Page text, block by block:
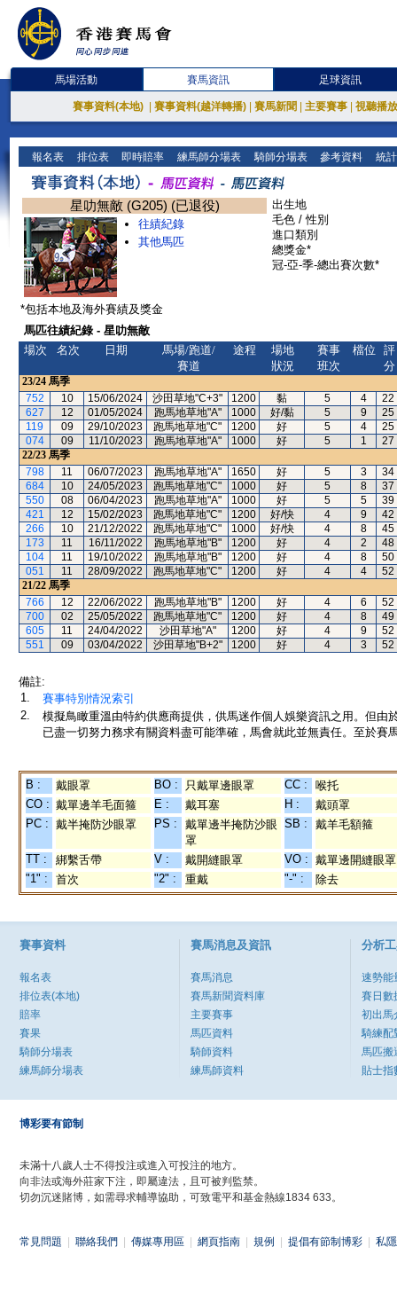
馬場活動 賽馬資訊 足球資訊
賽事資料(本地) 賽事資料(越洋轉播) 賽馬新聞 主要賽事 視聽播
報名表 排位表 即時賠率 練馬師分場表 騎師分場表 參考資料 統
星叻無敵 (G205) (已退役)
往績紀錄
其他馬匹
出生地
毛色 / 性別
進口類別
總獎金*
冠-亞-季-總出賽次數*
*包括本地及海外賽績及獎金
馬匹往績紀錄 - 星叻無敵
場次
名次 日期
馬場/跑道/
賽道
途程
場地
狀況
賽事
班次
檔位
評
分
23/24 馬季
752
10 15/06/2024 沙田草地"C+3" 1200 黏 5 4
22
627
12 01/05/2024 跑馬地草地"A" 1000 好/黏 5 9
25
119
09 29/10/2023 跑馬地草地"C" 1200 好 5 4
25
074
09 11/10/2023 跑馬地草地"A" 1000 好 5 1
27
22/23 馬季
798
11 06/07/2023 跑馬地草地"A" 1650 好 5 3
34
684
10 24/05/2023 跑馬地草地"C" 1000 好 5 8
37
550
08 06/04/2023 跑馬地草地"A" 1000 好 5 5
39
421
12 15/02/2023 跑馬地草地"C" 1200 好/快 4 9
42
266
10 21/12/2022 跑馬地草地"C" 1000 好/快 4 8
45
173
11 16/11/2022 跑馬地草地"B" 1200 好 4 2
48
104
11 19/10/2022 跑馬地草地"B" 1200 好 4 8
50
051
11 28/09/2022 跑馬地草地"C" 1200 好 4 4
52
21/22 馬季
766
12 22/06/2022 跑馬地草地"B" 1200 好 4 6
52
700
02 25/05/2022 跑馬地草地"C" 1200 好 4 8
49
605
11 24/04/2022 沙田草地"A" 1200 好 4 9
52
551
09 03/04/2022 沙田草地"B+2" 1200 好 4 3 52
備註:
1.
賽事特別情況索引
2.
模擬鳥瞰重溫由特約供應商提供，供馬迷作個人娛樂資訊之用。但
已盡一切努力務求有關資料盡可能準確，馬會就此並無責任。至於賽
B : 戴眼罩 BO : 只戴單邊眼罩 CC :
喉托
CO : 戴單邊羊毛面箍 E : 戴耳塞 H :
戴頭罩
PC : 戴半掩防沙眼罩 PS :
戴單邊半掩防沙眼
罩
SB : 戴羊毛額箍
TT : 綁繫舌帶 V : 戴開縫眼罩 VO : 戴單邊開縫眼罩
"1" :
首次 "2" : 重戴 "-" : 除去
賽事資料
報名表
排位表(本地)
賠率
賽果
騎師分場表
練馬師分場表
賽馬消息及資訊
賽馬消息
賽馬新聞資料庫
主要賽事
馬匹資料
騎師資料
練馬師資料
分析
速勢能
賽日數
初出馬
騎練配
馬匹搬
貼士指
博彩要有節制
未滿十八歲人士不得投注或進入可投注的地方。
向非法或海外莊家下注，即屬違法，且可被判監禁。
切勿沉迷賭博，如需尋求輔導協助，可致電平和基金熱線1834 633。
常見問題 聯絡我們 傳媒專用區 網頁指南 規例 提倡有節制博彩 私